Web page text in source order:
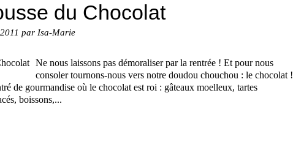
du Chocolat
par Isa-Marie
Ne nous laissons pas démoraliser par la rentrée ! Et pour nous
consoler tournons-nous vers notre doudou chouchou : le chocolat !
de gourmandise où le chocolat est roi : gâteaux moelleux, tartes
boissons,...